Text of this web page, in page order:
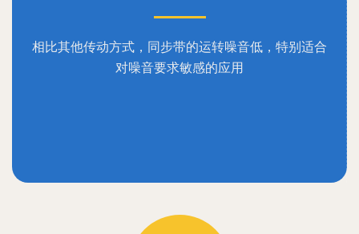
相比其他传动方式，同步带的运转噪音低，特别适合
对噪音要求敏感的应用